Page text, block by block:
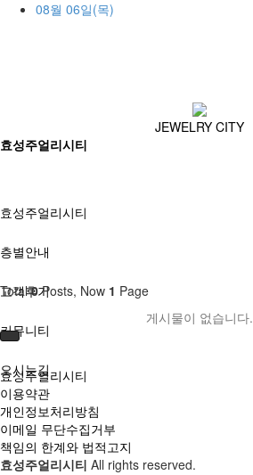
08월 06일(목)
JEWELRY CITY
효성주얼리시티
효성주얼리시티
층별안내
고객후기
커뮤니티
오시는길
Total0Posts, Now 1 Page
게시물이 없습니다.
효성주얼리시티
이용약관
개인정보처리방침
이메일 무단수집거부
책임의 한계와 법적고지
효성주얼리시티 All rights reserved.